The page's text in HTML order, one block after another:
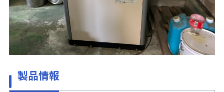
製品情報